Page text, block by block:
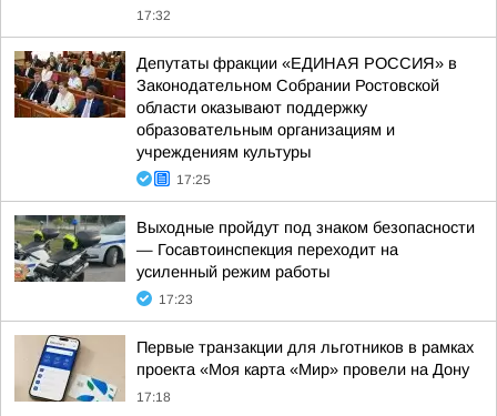
17:32
Депутаты фракции «ЕДИНАЯ РОССИЯ» в
Законодательном Собрании Ростовской
области оказывают поддержку
образовательным организациям и
учреждениям культуры
17:25
Выходные пройдут под знаком безопасности
— Госавтоинспекция переходит на
усиленный режим работы
17:23
Первые транзакции для льготников в рамках
проекта «Моя карта «Мир» провели на Дону
17:18